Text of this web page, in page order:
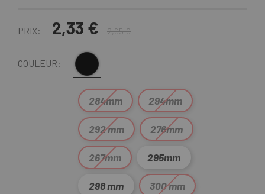
PRIX: 2,33 € 2,65 €
COULEUR:
284mm 294mm
292 mm 276mm
267mm 295mm
298 mm 300 mm